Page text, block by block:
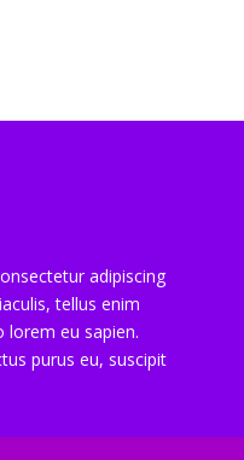
adipiscing
tellus enim
lorem eu sapien.
purus eu, suscipit